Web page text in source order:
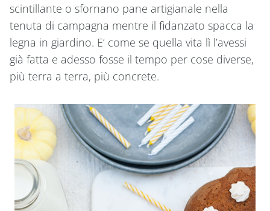
scintillante o sfornano pane artigianale nella
tenuta di campagna mentre il fidanzato spacca la
legna in giardino. E’ come se quella vita lì l’avessi
già fatta e adesso fosse il tempo per cose diverse,
più terra a terra, più concrete.